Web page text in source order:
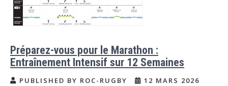
Préparez-vous pour le Marathon :
Entraînement Intensif sur 12 Semaines
PUBLISHED BY ROC-RUGBY 12 MARS 2026